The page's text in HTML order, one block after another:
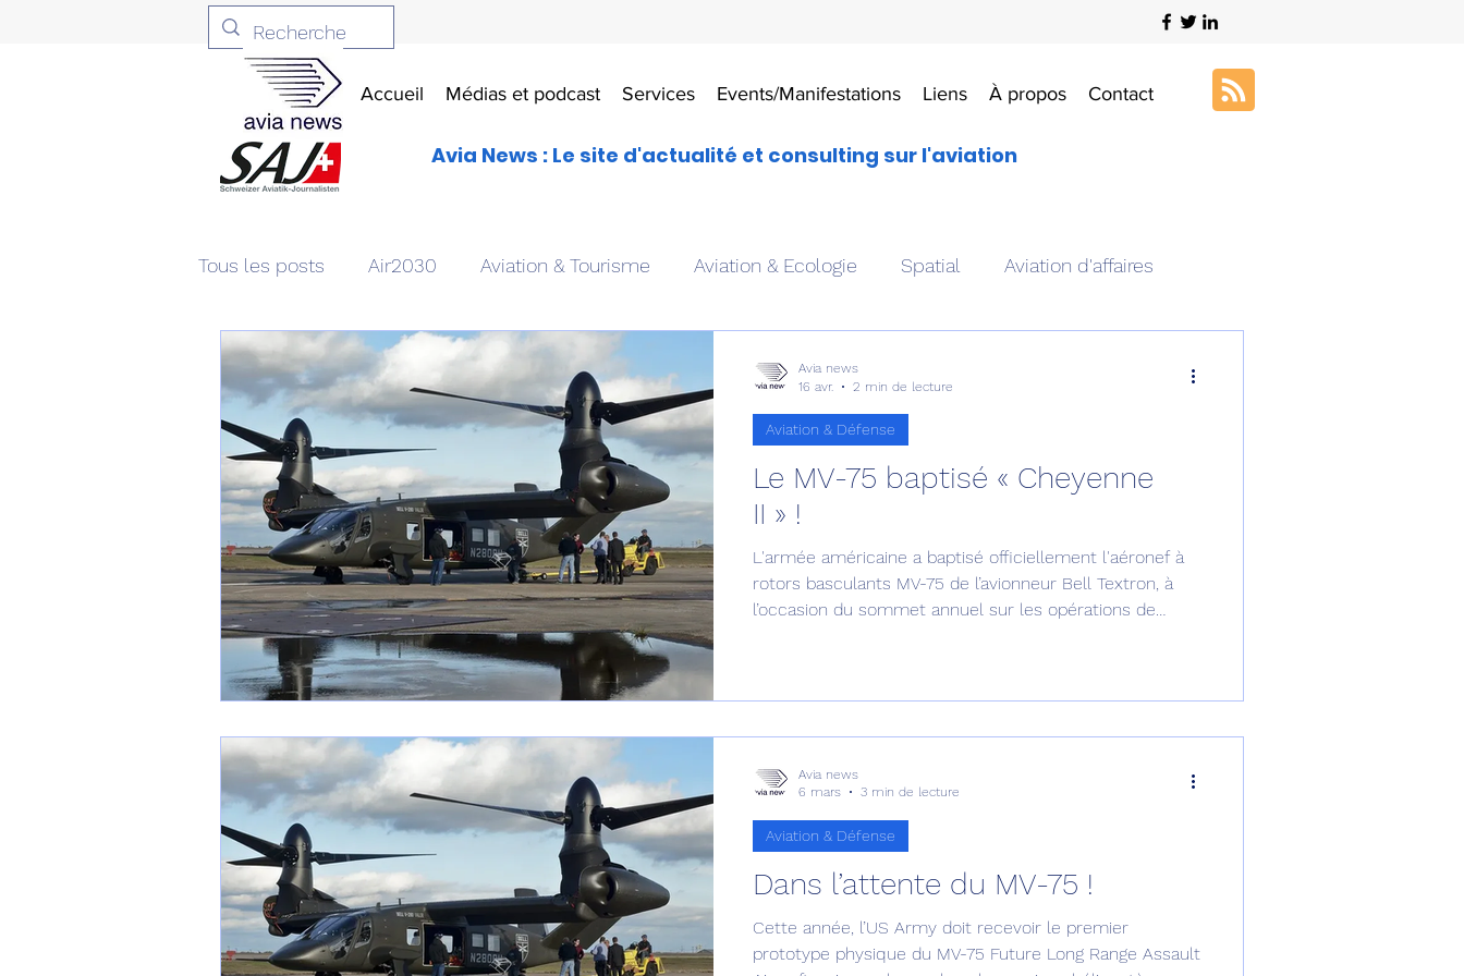
Accueil Médias et podcast Services Events/Manifestations Liens À propos Contact
Avia News : Le site d'actualité et consulting sur l'aviation
Tous les posts Air2030 Aviation & Tourisme Aviation & Ecologie Spatial Aviation d'affaires
Aviation & Défense Livres Drones aériens
Patrimoine aéronautique Avionique & pilotage Avion expérimental
1 er avril Motorisation Défense sol-air DSA Amphibie
Shenyang J-35 Bombardier Global 6500 Fret aérien Salon Aéronautique de Dubaï 25
Airbus H145M Opération militaire au Vénézuela Simulateur avion de combat Avionneurs
Tiltrotors
Le MV-75 baptisé « Cheyenne
II » !
L'armée américaine a baptisé officiellement l'aéronef à
rotors basculants MV-75 de l’avionneur Bell Textron, à
l’occasion du sommet annuel sur les opérations de
Aviation & Défense
Avia news
16 avr.
2 min de lecture
Dans l’attente du MV-75 !
Cette année, l’US Army doit recevoir le premier
prototype physique du MV-75 Future Long Range Assault
Aviation & Défense
Avia news
6 mars
3 min de lecture